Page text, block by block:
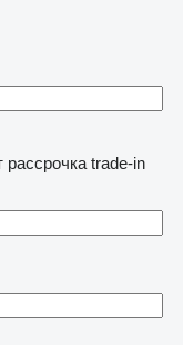
рассрочка trade-in